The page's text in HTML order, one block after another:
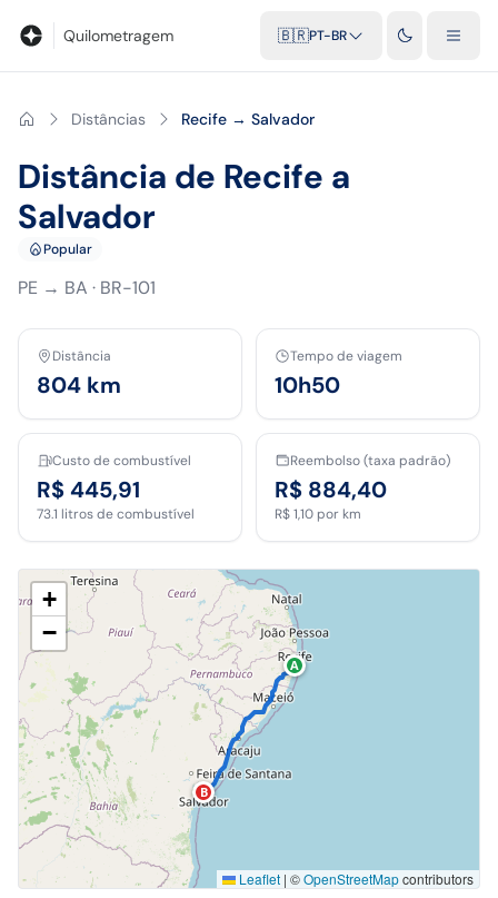
Quilometragem 🇧🇷PT-BR
Distâncias Recife → Salvador
Distância de Recife a
Salvador
Popular
PE → BA · BR-101
Distância
804 km
Tempo de viagem
10h50
Custo de combustível
R$ 445,91
73.1 litros de combustível
Reembolso (taxa padrão)
R$ 884,40
R$ 1,10 por km
A
B
+
−
Leaflet | ©OpenStreetMapcontributors